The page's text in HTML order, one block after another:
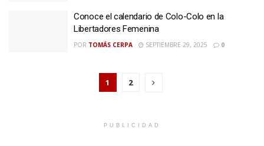
Conoce el calendario de Colo-Colo en la
Libertadores Femenina
POR TOMÁS CERPA SEPTIEMBRE 29, 2025 0
1 2
PUBLICIDAD